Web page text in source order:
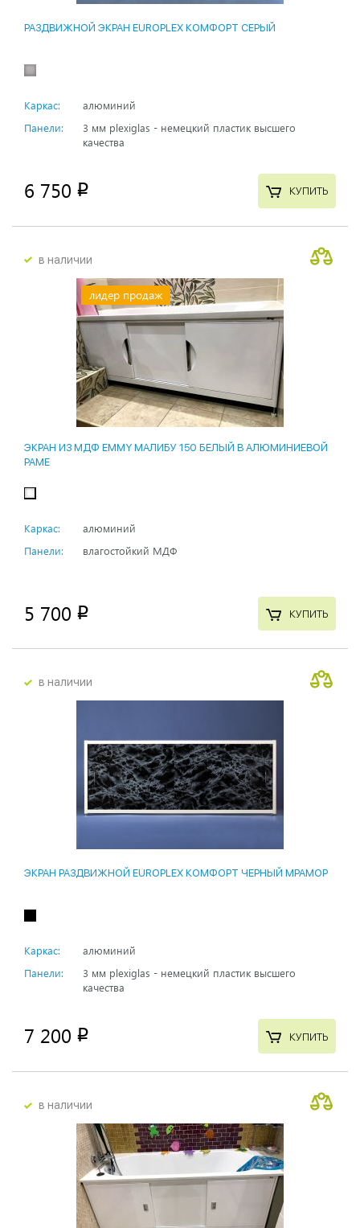
РАЗДВИЖНОЙ ЭКРАН EUROPLEX КОМФОРТ СЕРЫЙ
Каркас:
алюминий
Панели:
3 мм plexiglas - немецкий пластик высшего
качества
6 750 p КУПИТЬ
в наличии
лидер продаж
ЭКРАН ИЗ МДФ EMMY МАЛИБУ 150 БЕЛЫЙ В АЛЮМИНИЕВОЙ
РАМЕ
Каркас:
алюминий
Панели:
влагостойкий МДФ
5 700 p КУПИТЬ
в наличии
ЭКРАН РАЗДВИЖНОЙ EUROPLEX КОМФОРТ ЧЕРНЫЙ МРАМОР
Каркас:
алюминий
Панели:
3 мм plexiglas - немецкий пластик высшего
качества
7 200 p КУПИТЬ
в наличии